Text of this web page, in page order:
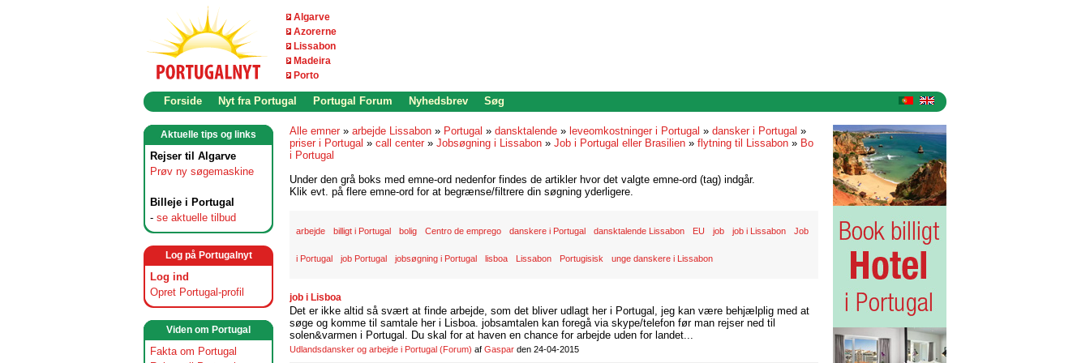
Algarve
Azorerne
Lissabon
Madeira
Porto
Forside Nyt fra Portugal Portugal Forum Nyhedsbrev Søg
Aktuelle tips og links
Rejser til Algarve
Prøv ny søgemaskine
Billeje i Portugal
- se aktuelle tilbud
Log på Portugalnyt
Log ind
Opret Portugal-profil
Viden om Portugal
Fakta om Portugal
Alle emner » arbejde Lissabon » Portugal » dansktalende » leveomkostninger i Portugal » dansker i Portugal »
priser i Portugal » call center » Jobsøgning i Lissabon » Job i Portugal eller Brasilien » flytning til Lissabon » Bo
i Portugal
Under den grå boks med emne-ord nedenfor findes de artikler hvor det valgte emne-ord (tag) indgår.
Klik evt. på flere emne-ord for at begrænse/filtrere din søgning yderligere.
arbejde billigt i Portugal bolig Centro de emprego danskere i Portugal dansktalende Lissabon EU job job i Lissabon Job
i Portugal job Portugal jobsøgning i Portugal lisboa Lissabon Portugisisk unge danskere i Lissabon
job i Lisboa
Det er ikke altid så svært at finde arbejde, som det bliver udlagt her i Portugal, jeg kan være behjælplig med at
søge og komme til samtale her i Lisboa. jobsamtalen kan foregå via skype/telefon før man rejser ned til
solen&varmen i Portugal. Du skal for at haven en chance for arbejde uden for landet...
Udlandsdansker og arbejde i Portugal (Forum) af Gaspar den 24-04-2015